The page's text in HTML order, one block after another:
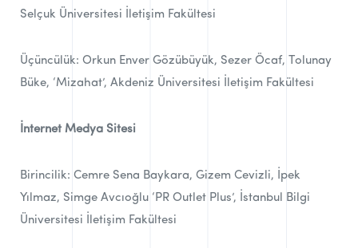
Selçuk Üniversitesi İletişim Fakültesi
Üçüncülük: Orkun Enver Gözübüyük, Sezer Öcaf, Tolunay
Büke, ‘Mizahat’, Akdeniz Üniversitesi İletişim Fakültesi
İnternet Medya Sitesi
Birincilik: Cemre Sena Baykara, Gizem Cevizli, İpek
Yılmaz, Simge Avcıoğlu ‘PR Outlet Plus’, İstanbul Bilgi
Üniversitesi İletişim Fakültesi